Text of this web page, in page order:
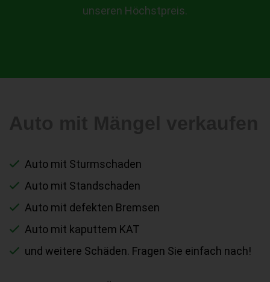
unseren Höchstpreis.
Auto mit Sturmschaden
Auto mit Standschaden
Auto mit defekten Bremsen
Auto mit kaputtem KAT
und weitere Schäden. Fragen Sie einfach nach!